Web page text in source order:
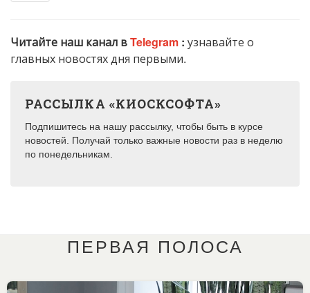
Читайте наш канал вTelegram : узнавайте о
главных новостях дня первыми.
РАССЫЛКА «КИОСКСОФТА»
Подпишитесь на нашу рассылку, чтобы быть в курсе
новостей. Получай только важные новости раз в неделю
по понедельникам.
ПЕРВАЯ ПОЛОСА